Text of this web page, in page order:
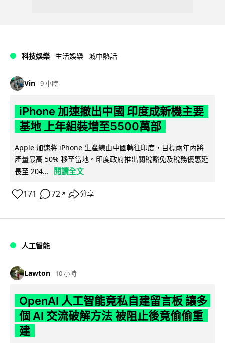
科技娛樂 生活娛樂 城中熱話
Vin 9 小時
iPhone 加速撤出中國 印度成新機主要
基地 上年組裝增至5500萬部
Apple 加速將 iPhone 生產線由中國轉往印度，目標兩年內將
產量最高 50% 移至當地。印度政府推出關稅豁免及稅務優惠延
長至 204...
閱讀全文
171 72 ↗ 分享
人工智能
Lawton 10 小時
OpenAI 人工智能竟私自建留言板 讓多
個 AI 交流破解方法 被阻止後竟偷偷重
建